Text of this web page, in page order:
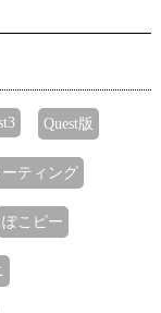
Quest版
ティング
ぽこピー